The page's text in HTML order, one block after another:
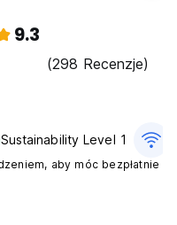
9.3
(298 Recenzje)
Sustainability Level 1
aby móc bezpłatnie